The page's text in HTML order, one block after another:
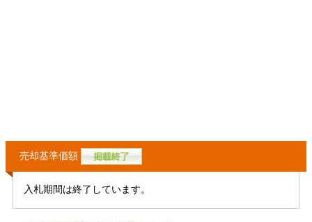
売却基準価額
入札期間は終了しています。